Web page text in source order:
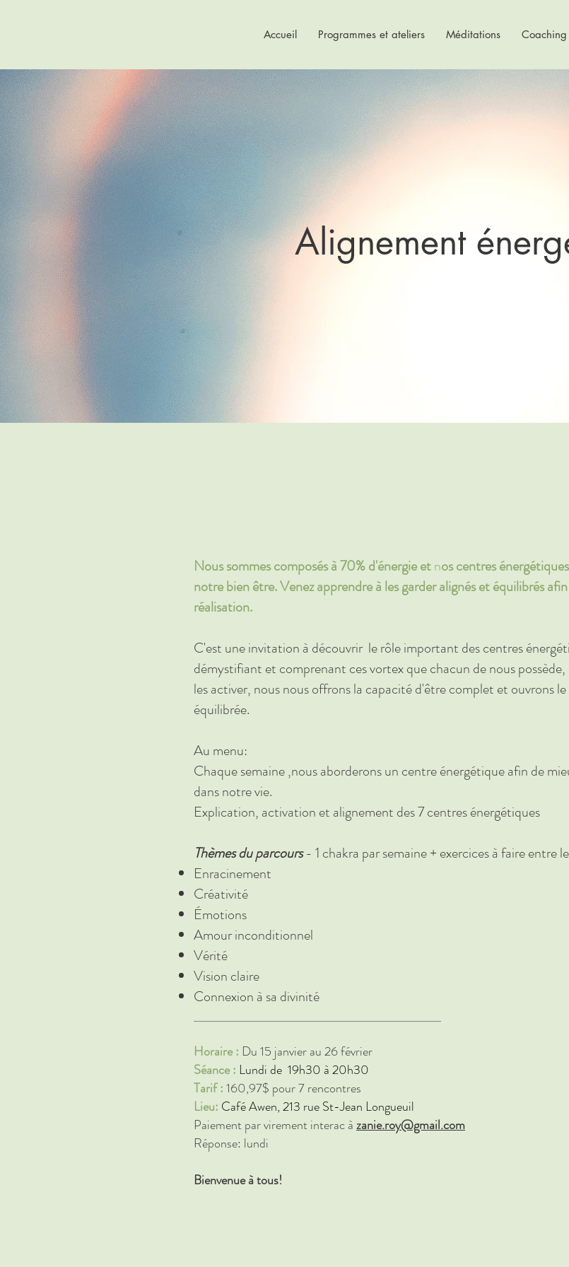
Accueil Programmes et ateliers Méditations Coaching
Alignement
Nous sommes composés à 70% d'énergie etnos centres
notre bien être. Venez apprendre à les garder alignés et équilibrés
réalisation.
C'est une invitation à découvrir le rôle important des centres
démystifiant et comprenant ces vortex que chacun de nous
les activer, nous nous offrons la capacité d'être complet et ouvrons
équilibrée.
Au menu:
Chaque semaine ,nous aborderons un centre énergétique afin de
dans notre vie.
Explication, activation et alignement des 7 centres énergétiques
Thèmes duparcours- 1 chakra par semaine + exercices à faire entre
Enracinement
Créativité
Émotions
Amour inconditionnel
Vérité
Vision claire
Connexion à sa divinité
Horaire : Du 15 janvier au 26 février
Séance : Lundi de 19h30 à 20h30
Tarif :160,97$ pour 7 rencontres
Lieu: Café Awen, 213 rue St-Jean Longueuil
Paiement par virement interac àzanie.roy@gmail.com
Réponse: lundi
Bienvenue à tous!